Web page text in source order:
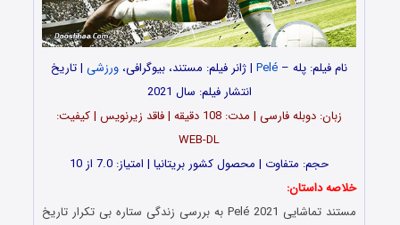
نام فیلم: پله – Pelé | ژانر فیلم: مستند، بیوگرافی، ورزشی | تاریخ
انتشار فیلم: سال 2021
زبان: دوبله فارسی | مدت: 108 دقیقه | فاقد زیرنویس | کیفیت:
WEB-DL
حجم: متفاوت | محصول کشور بریتانیا | امتیاز: 7.0 از 10
خلاصه داستان:
مستند تماشایی Pelé 2021 به بررسی زندگی ستاره بی تکرار تاریخ